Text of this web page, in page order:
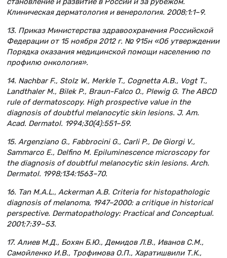
Клиническая дерматология и венерология. 2008;1:1–9.
13. Приказ Министерства здравоохранения Российской
Федерации от 15 ноября 2012 г. № 915н «Об утверждении
Порядка оказания медицинской помощи населению по
профилю онкология».
14. Nachbar F., Stolz W., Merkle T., Cognetta A.B., Vogt T.,
Landthaler M., Bilek P., Braun-Falco O., Plewig G. The ABCD
rule of dermatoscopy. High prospective value in the
diagnosis of doubtful melanocytic skin lesions. J. Am.
Acad. Dermatol. 1994;30(4):551–59.
15. Argenziano G., Fabbrocini G., Carli P., De Giorgi V.,
Sammarco E., Delfino M. Epiluminescence microscopy for
the diagnosis of doubtful melanocytic skin lesions. Arch.
Dermatol. 1998;134:1563–70.
16. Tan M.A.L., Ackerman A.B. Criteria for histopathologic
diagnosis of melanoma, 1947–2000: a critique in historical
perspective. Dermatopathology: Practical and Conceptual.
2001;7:39–53.
17. Алиев М.Д., Бохян Б.Ю., Демидов Л.В., Иванов С.М.,
Самойленко И.В., Трофимова О.П., Харатишвили Т.К.,